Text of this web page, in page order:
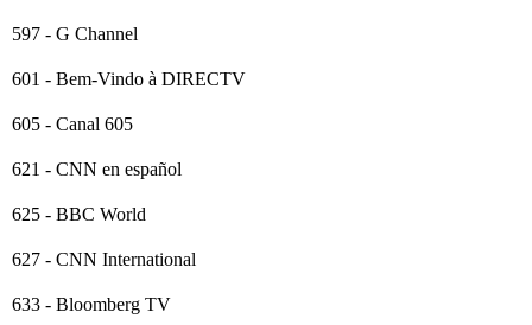
597 - G Channel
601 - Bem-Vindo à DIRECTV
605 - Canal 605
621 - CNN en español
625 - BBC World
627 - CNN International
633 - Bloomberg TV